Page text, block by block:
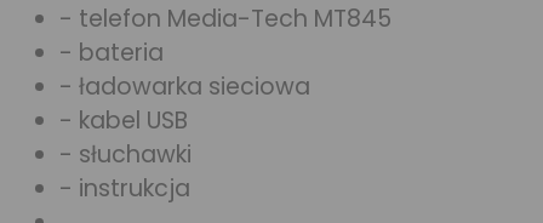
- telefon Media-Tech MT845
- bateria
- ładowarka sieciowa
- kabel USB
- słuchawki
- instrukcja